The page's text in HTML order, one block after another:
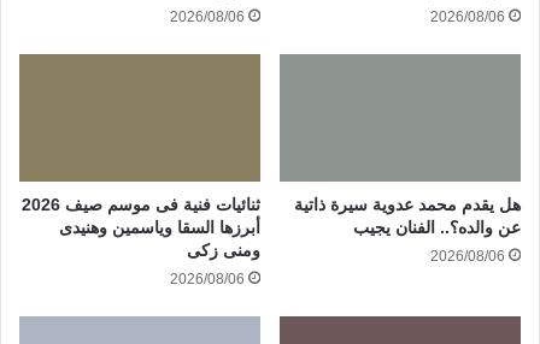
2026/08/06
2026/08/06
هل يقدم محمد عدوية سيرة ذاتية
عن والده؟.. الفنان يجيب
2026/08/06
ثنائيات فنية فى موسم صيف 2026
أبرزها السقا وياسمين وهنيدى
ومنى زكى
2026/08/06